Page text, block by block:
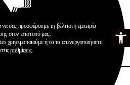
Ανοίξτε
σας προσφέρουμε τη βέλτιστη εμπειρία
στον ιστότοπό μας.
χρησιμοποιούμε ή να τα απενεργοποιήσετε
στιςρυθμίσεις.